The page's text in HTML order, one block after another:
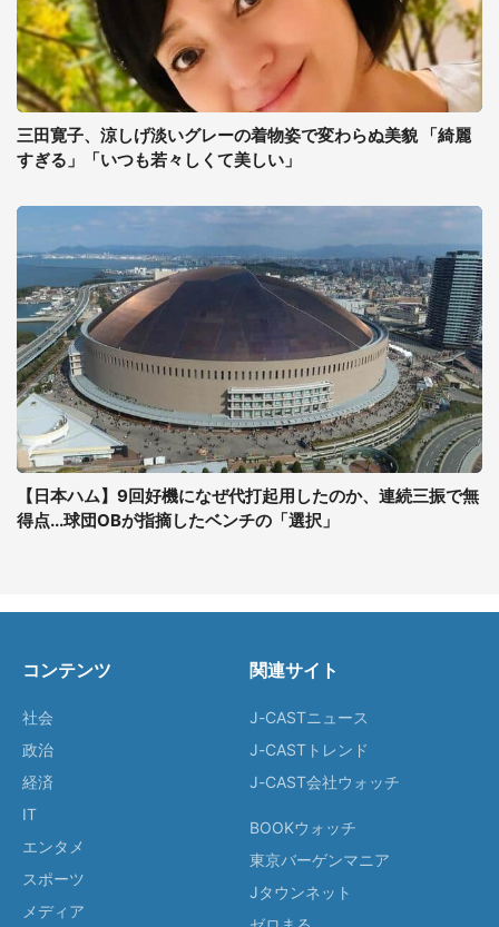
三田寛子、涼しげ淡いグレーの着物姿で変わらぬ美貌 「綺麗
すぎる」「いつも若々しくて美しい」
【日本ハム】9回好機になぜ代打起用したのか、連続三振で無
得点...球団OBが指摘したベンチの「選択」
コンテンツ
社会
政治
経済
IT
エンタメ
スポーツ
メディア
関連サイト
J-CASTニュース
J-CASTトレンド
J-CAST会社ウォッチ
BOOKウォッチ
東京バーゲンマニア
Jタウンネット